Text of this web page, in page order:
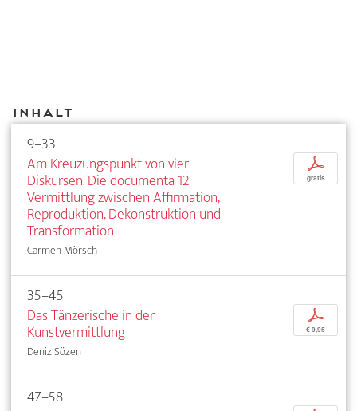
Inhalt
9–33
Am Kreuzungspunkt von vier
Diskursen. Die documenta 12
Vermittlung zwischen Affirmation,
Reproduktion, Dekonstruktion und
Transformation
Carmen Mörsch
p
gratis
35–45
Das Tänzerische in der
Kunstvermittlung
Deniz Sözen
p
€ 9,95
47–58